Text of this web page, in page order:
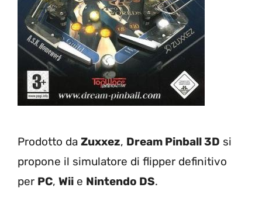
Prodotto da Zuxxez, Dream Pinball 3D si
propone il simulatore di flipper definitivo
per PC, Wii e Nintendo DS.